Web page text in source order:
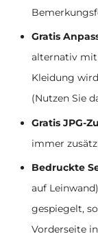
Gratis
alternativ mit
Kleidung
(Nutzen Sie
Gratis JPG-
immer
Bedruckte
auf
gespiegelt,
Vorderseite